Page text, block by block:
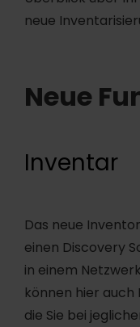
neue
Neue
Inventar
Das neue
einen Discovery
in einem
können hier
die Sie bei